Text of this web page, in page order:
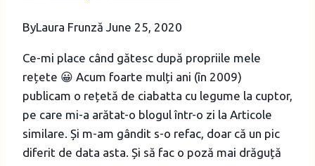
ByLaura Frunză June 25, 2020
Ce-mi place când gătesc după propriile mele
rețete 😀 Acum foarte mulți ani (în 2009)
publicam o rețetă de ciabatta cu legume la cuptor,
pe care mi-a arătat-o blogul într-o zi la Articole
similare. Și m-am gândit s-o refac, doar că un pic
diferit de data asta. Și să fac o poză mai drăguță